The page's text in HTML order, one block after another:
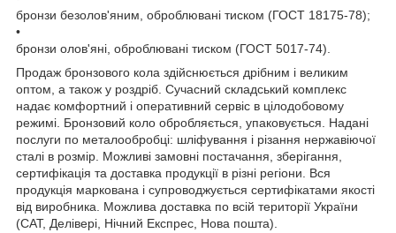
бронзи безолов'яним, оброблювані тиском (ГОСТ 18175-78);
•
бронзи олов'яні, оброблювані тиском (ГОСТ 5017-74).
Продаж бронзового кола здійснюється дрібним і великим
оптом, а також у роздріб. Сучасний складський комплекс
надає комфортний і оперативний сервіс в цілодобовому
режимі. Бронзовий коло обробляється, упаковується. Надані
послуги по металообробці: шліфування і різання нержавіючої
сталі в розмір. Можливі замовні постачання, зберігання,
сертифікація та доставка продукції в різні регіони. Вся
продукція маркована і супроводжується сертифікатами якості
від виробника. Можлива доставка по всій території України
(САТ, Делівері, Нічний Експрес, Нова пошта).